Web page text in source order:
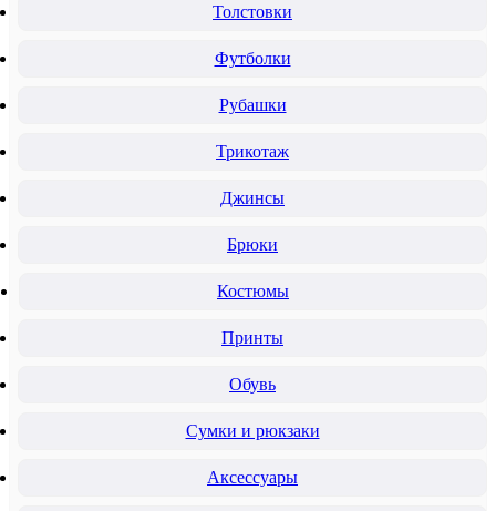
Толстовки
Футболки
Рубашки
Трикотаж
Джинсы
Брюки
Костюмы
Принты
Обувь
Сумки и рюкзаки
Аксессуары